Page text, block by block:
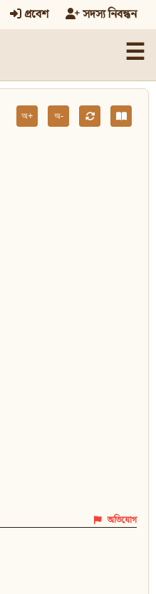
প্রবেশ সদস্য নিবন্ধন
☰
অ+ অ-
অভিযোগ